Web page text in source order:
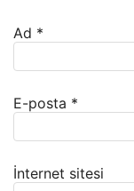
Ad *
E-posta *
İnternet sitesi